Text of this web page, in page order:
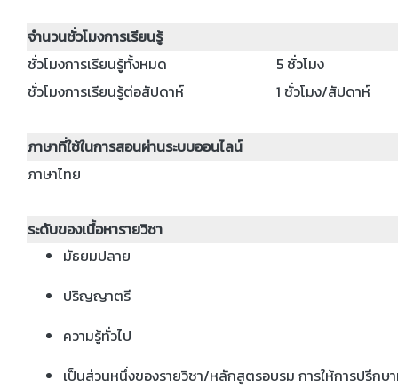
จำนวนชั่วโมงการเรียนรู้
ชั่วโมงการเรียนรู้ทั้งหมด
5 ชั่วโมง
ชั่วโมงการเรียนรู้ต่อสัปดาห์
1 ชั่วโมง/สัปดาห์
ภาษาที่ใช้ในการสอนผ่านระบบออนไลน์
ภาษาไทย
ระดับของเนื้อหารายวิชา
มัธยมปลาย
ปริญญาตรี
ความรู้ทั่วไป
เป็นส่วนหนึ่งของรายวิชา/หลักสูตรอบรม การให้การปรึกษ